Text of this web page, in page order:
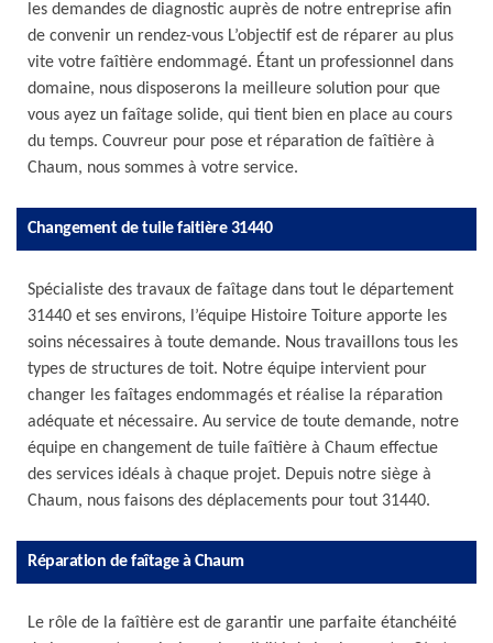
les demandes de diagnostic auprès de notre entreprise afin
de convenir un rendez-vous L’objectif est de réparer au plus
vite votre faîtière endommagé. Étant un professionnel dans
domaine, nous disposerons la meilleure solution pour que
vous ayez un faîtage solide, qui tient bien en place au cours
du temps. Couvreur pour pose et réparation de faîtière à
Chaum, nous sommes à votre service.
Changement de tuile faitière 31440
Spécialiste des travaux de faîtage dans tout le département
31440 et ses environs, l’équipe Histoire Toiture apporte les
soins nécessaires à toute demande. Nous travaillons tous les
types de structures de toit. Notre équipe intervient pour
changer les faîtages endommagés et réalise la réparation
adéquate et nécessaire. Au service de toute demande, notre
équipe en changement de tuile faîtière à Chaum effectue
des services idéals à chaque projet. Depuis notre siège à
Chaum, nous faisons des déplacements pour tout 31440.
Réparation de faîtage à Chaum
Le rôle de la faîtière est de garantir une parfaite étanchéité